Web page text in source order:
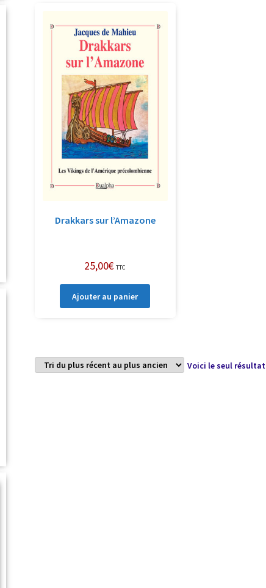
Drakkars sur l’Amazone
25,00€ TTC
Ajouter au panier
Voici le seul résultat